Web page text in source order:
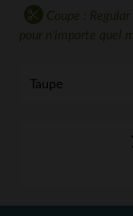
Coupe :
pour n'importe quel